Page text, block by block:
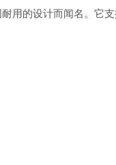
用的设计而闻名。它